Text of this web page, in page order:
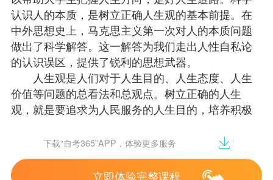
认识人的本质，是树立正确人生观的基本前提。在
中外思想史上，马克思主义第一次对人的本质问题
做出了科学解答。这一解答为我们走出人性自私论
的认识误区，提供了锐利的思想武器。
人生观是人们对于人生目的、人生态度、人生
价值等问题的总看法和总观点。树立正确的人生
观，就是要追求为人民服务的人生目的，培养积极
走好人生道路，需要协调好人与自然、自我生
理与心理、个人与他人、个人与社会等多种复杂关
系。
下载“自考365”APP，体验更多服务
立即体验完整课程